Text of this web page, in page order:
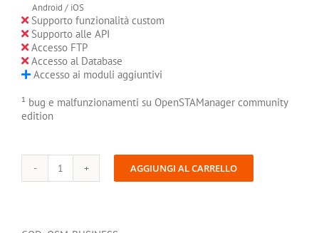
Android / iOS
Supporto funzionalità custom
Supporto alle API
Accesso FTP
Accesso al Database
Accesso ai moduli aggiuntivi
¹ bug e malfunzionamenti su OpenSTAManager community
edition
OSM
Standard
AGGIUNGI AL CARRELLO